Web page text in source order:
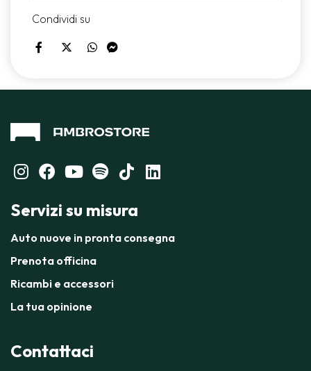
Condividi su
Servizi su misura
Auto nuove in pronta consegna
Prenota officina
Ricambi e accessori
La tua opinione
Contattaci